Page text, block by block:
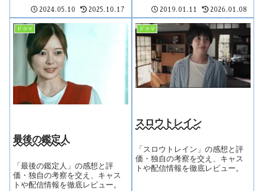
2024.05.10 2025.10.17 2019.01.11 2026.01.08
ドラマ
最後の鑑定人
「最後の鑑定人」の感想と評
価・独自の考察を交え、キャス
トや配信情報を徹底レビュー。
ドラマ
スロウトレイン
「スロウトレイン」の感想と評
価・独自の考察を交え、キャス
トや配信情報を徹底レビュー。